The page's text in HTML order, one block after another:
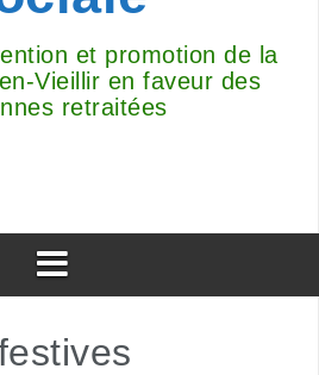
et promotion de la
Vieillir en faveur des
retraitées